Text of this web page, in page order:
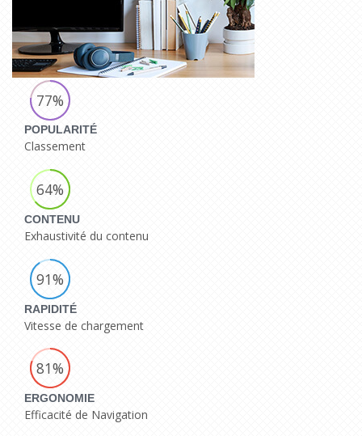
77%
POPULARITÉ
Classement
64%
CONTENU
Exhaustivité du contenu
91%
RAPIDITÉ
Vitesse de chargement
81%
ERGONOMIE
Efficacité de Navigation